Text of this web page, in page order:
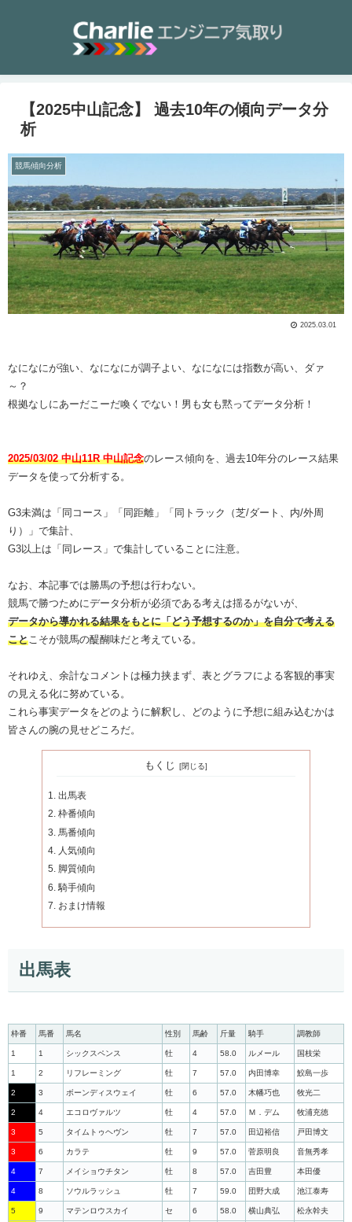
【2025中山記念】 過去10年の傾向データ分
析
競馬傾向分析
2025.03.01
なになにが強い、なになにが調子よい、なになには指数が高い、ダァ
～？
根拠なしにあーだこーだ喚くでない！男も女も黙ってデータ分析！
2025/03/02 中山11R 中山記念のレース傾向を、過去10年分のレース結果
データを使って分析する。
G3未満は「同コース」「同距離」「同トラック（芝/ダート、内/外周
り）」で集計、
G3以上は「同レース」で集計していることに注意。
なお、本記事では勝馬の予想は行わない。
競馬で勝つためにデータ分析が必須である考えは揺るがないが、
データから導かれる結果をもとに「どう予想するのか」を自分で考える
こと こそが競馬の醍醐味だと考えている。
それゆえ、余計なコメントは極力挟まず、表とグラフによる客観的事実
の見える化に努めている。
これら事実データをどのように解釈し、どのように予想に組み込むかは
皆さんの腕の見せどころだ。
もくじ
出馬表
枠番傾向
馬番傾向
人気傾向
脚質傾向
騎手傾向
おまけ情報
出馬表
枠番 馬番 馬名 性別 馬齢 斤量 騎手 調教師
1 1 シックスペンス 牡 4 58.0 ルメール 国枝栄
1 2 リフレーミング 牡 7 57.0 内田博幸 鮫島一歩
2 3 ボーンディスウェイ 牡 6 57.0 木幡巧也 牧光二
2 4 エコロヴァルツ 牡 4 57.0 Ｍ．デム 牧浦充徳
3 5 タイムトゥヘヴン 牡 7 57.0 田辺裕信 戸田博文
3 6 カラテ 牡 9 57.0 菅原明良 音無秀孝
4 7 メイショウチタン 牡 8 57.0 吉田豊 本田優
4 8 ソウルラッシュ 牡 7 59.0 団野大成 池江泰寿
5 9 マテンロウスカイ セ 6 58.0 横山典弘 松永幹夫